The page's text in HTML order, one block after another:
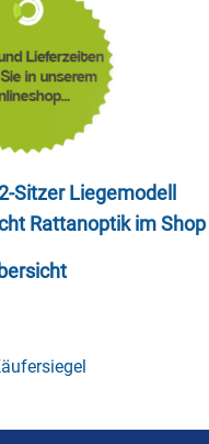
Sitzer Liegemodell
Rattanoptik im Shop